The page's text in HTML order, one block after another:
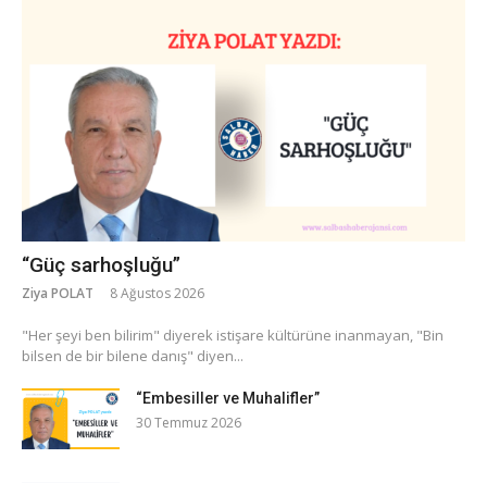
“Güç sarhoşluğu”
Ziya POLAT 8 Ağustos 2026
​"Her şeyi ben bilirim" diyerek istişare kültürüne inanmayan, "Bin
bilsen de bir bilene danış" diyen...
“Embesiller ve Muhalifler”
30 Temmuz 2026